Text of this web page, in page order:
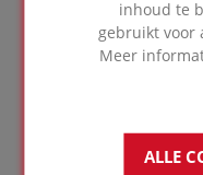
inhoud te
gebruikt voor
Meer
ALLE
GA